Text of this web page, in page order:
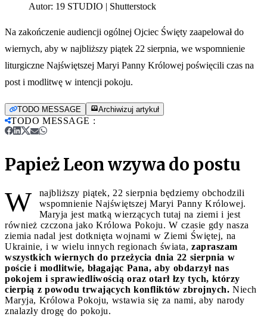
Autor: 19 STUDIO | Shutterstock
Na zakończenie audiencji ogólnej Ojciec Święty zaapelował do
wiernych, aby w najbliższy piątek 22 sierpnia, we wspomnienie
liturgiczne Najświętszej Maryi Panny Królowej poświęcili czas na
post i modlitwę w intencji pokoju.
TODO MESSAGE Archiwizuj artykuł
TODO MESSAGE :
Papież Leon wzywa do postu
W
najbliższy piątek, 22 sierpnia będziemy obchodzili
wspomnienie Najświętszej Maryi Panny Królowej.
Maryja jest matką wierzących tutaj na ziemi i jest
również czczona jako Królowa Pokoju. W czasie gdy nasza
ziemia nadal jest dotknięta wojnami w Ziemi Świętej, na
Ukrainie, i w wielu innych regionach świata, zapraszam
wszystkich wiernych do przeżycia dnia 22 sierpnia w
poście i modlitwie, błagając Pana, aby obdarzył nas
pokojem i sprawiedliwością oraz otarł łzy tych, którzy
cierpią z powodu trwających konfliktów zbrojnych. Niech
Maryja, Królowa Pokoju, wstawia się za nami, aby narody
znalazły drogę do pokoju.